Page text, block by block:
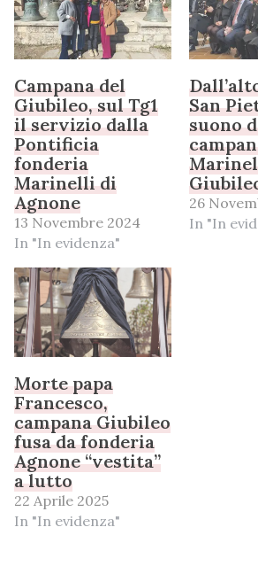
Campana del
Giubileo, sul Tg1
il servizio dalla
Pontificia
fonderia
Marinelli di
Agnone
13 Novembre 2024
In "In evidenza"
San
suono
26
In "In
Morte papa
Francesco,
campana Giubileo
fusa da fonderia
Agnone “vestita”
a lutto
22 Aprile 2025
In "In evidenza"